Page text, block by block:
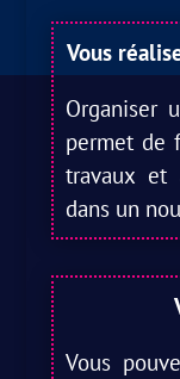
Vous
Organiser
permet de
travaux et
dans un
Vous